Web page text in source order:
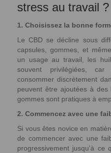
stress au travail ?
1. Choisissez la bonne
Le CBD se décline sous
capsules, gommes, et
un usage au travail, les
souvent privilégiées,
consommer discrètement
peuvent être ajoutées à
gommes sont pratiques à
2. Commencez avec une
Si vous êtes novice en
de commencer avec une
progressivement jusqu’à ce